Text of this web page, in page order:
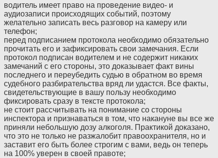
водитель имеет право на проведение видео- и
аудиозаписи происходящих событий, поэтому
желательно записать весь разговор на камеру или
телефон;
перед подписанием протокола необходимо обязательно
прочитать его и зафиксировать свои замечания. Если
протокол подписан водителем и не содержит никаких
замечаний с его стороны, это доказывает факт вины
последнего и переубедить судью в обратном во время
судебного разбирательства вряд ли удастся. Все факты,
свидетельствующие в вашу пользу необходимо
фиксировать сразу в тексте протокола;
не стоит рассчитывать на понимание со стороны
инспектора и признаваться в том, что накануне вы все же
приняли небольшую дозу алкоголя. Практикой доказано,
что это не только не разжалобит правоохранителя, но и
заставит его быть более строгим с вами, ведь он теперь
на 100% уверен в своей правоте;